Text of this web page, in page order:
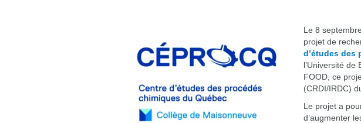
Le 8
projet de
d’études des
l’Université
FOOD, ce
(CRDI/IRDC)
Le projet a
d’augmenter